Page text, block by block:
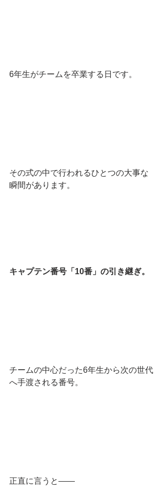
6年生がチームを卒業する日です。
その式の中で行われるひとつの大事な
瞬間があります。
キャプテン番号「10番」の引き継ぎ。
チームの中心だった6年生から次の世代
へ手渡される番号。
正直に言うと——